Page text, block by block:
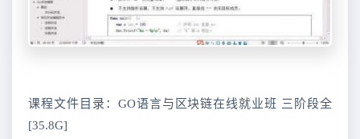
课程文件目录：GO语言与区块链在线就业班 三阶段全
[35.8G]